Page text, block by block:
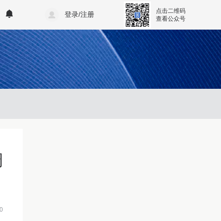
登录/注册
点击二维码
查看公众号